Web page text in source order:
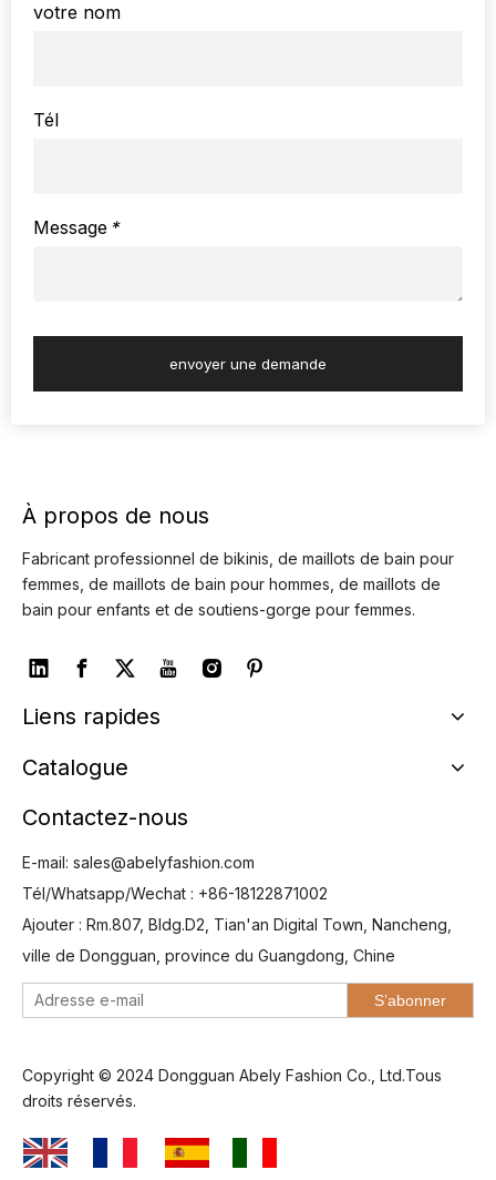
votre nom
Tél
*
Message
envoyer une demande
À propos de nous
Fabricant professionnel de bikinis, de maillots de bain pour
femmes, de maillots de bain pour hommes, de maillots de
bain pour enfants et de soutiens-gorge pour femmes.
Liens rapides
Catalogue
Contactez-nous
E-mail: sales@abelyfashion.com
Tél/Whatsapp/Wechat : +86-18122871002
Ajouter : Rm.807, Bldg.D2, Tian'an Digital Town, Nancheng,
ville de Dongguan, province du Guangdong, Chine
S’abonner
Copyright © 2024 Dongguan Abely Fashion Co., Ltd.Tous
droits réservés.